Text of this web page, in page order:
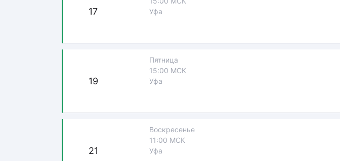
17
Уфа
19
Пятница
15:00 МСК
Уфа
21
Воскресенье
11:00 МСК
Уфа